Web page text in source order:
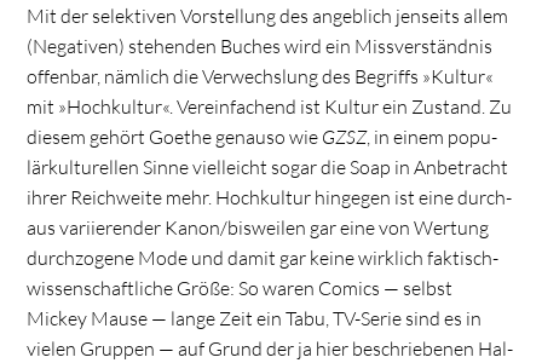
Mit der selek­ti­ven Vor­stel­lung des angeb­lich jen­seits allem
(Nega­ti­ven) ste­hen­den Buches wird ein Miss­ver­ständ­nis
offen­bar, näm­lich die Ver­wechs­lung des Begriffs »Kul­tur«
mit »Hoch­kul­tur«. Ver­ein­fa­chend ist Kul­tur ein Zustand. Zu
die­sem gehört Goe­the genauso wie GZSZ, in einem popu­
lär­kul­tu­rel­len Sinne viel­leicht sogar die Soap in Anbe­tracht
ihrer Reich­weite mehr. Hoch­kul­tur hin­ge­gen ist eine durch­
aus vari­ie­ren­der Kanon/bisweilen gar eine von Wer­tung
durch­zo­gene Mode und damit gar keine wirk­lich fak­tisch-
wis­sen­schaft­li­che Größe: So waren Comics — selbst
Mickey Mause — lange Zeit ein Tabu, TV-Serie sind es in
vie­len Grup­pen — auf Grund der ja hier beschrie­be­nen Hal­